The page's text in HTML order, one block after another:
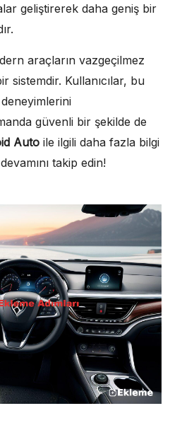
geliştirerek daha geniş bir
araçların vazgeçilmez
sistemdir. Kullanıcılar, bu
güvenli bir şekilde de
Auto ile ilgili daha fazla bilgi
takip edin!